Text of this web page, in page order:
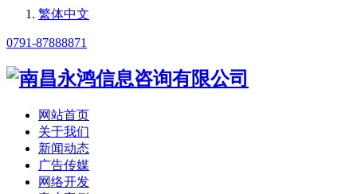
繁体中文
0791-87888871
网站首页
关于我们
新闻动态
广告传媒
网络开发